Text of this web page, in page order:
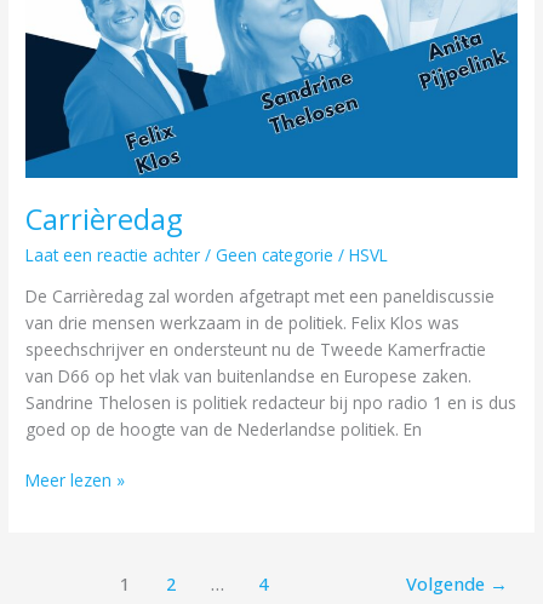
Carrièredag
Laat een reactie achter /Geen categorie /HSVL
De Carrièredag zal worden afgetrapt met een paneldiscussie
van drie mensen werkzaam in de politiek. Felix Klos was
speechschrijver en ondersteunt nu de Tweede Kamerfractie
van D66 op het vlak van buitenlandse en Europese zaken.
Sandrine Thelosen is politiek redacteur bij npo radio 1 en is dus
goed op de hoogte van de Nederlandse politiek. En
Meer lezen »
1 2 … 4 Volgende →